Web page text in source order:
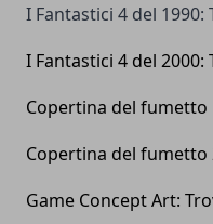
I Fantastici 4 del 1990:
I Fantastici 4 del 2000:
Copertina del fumetto
Copertina del fumetto
Game Concept Art: